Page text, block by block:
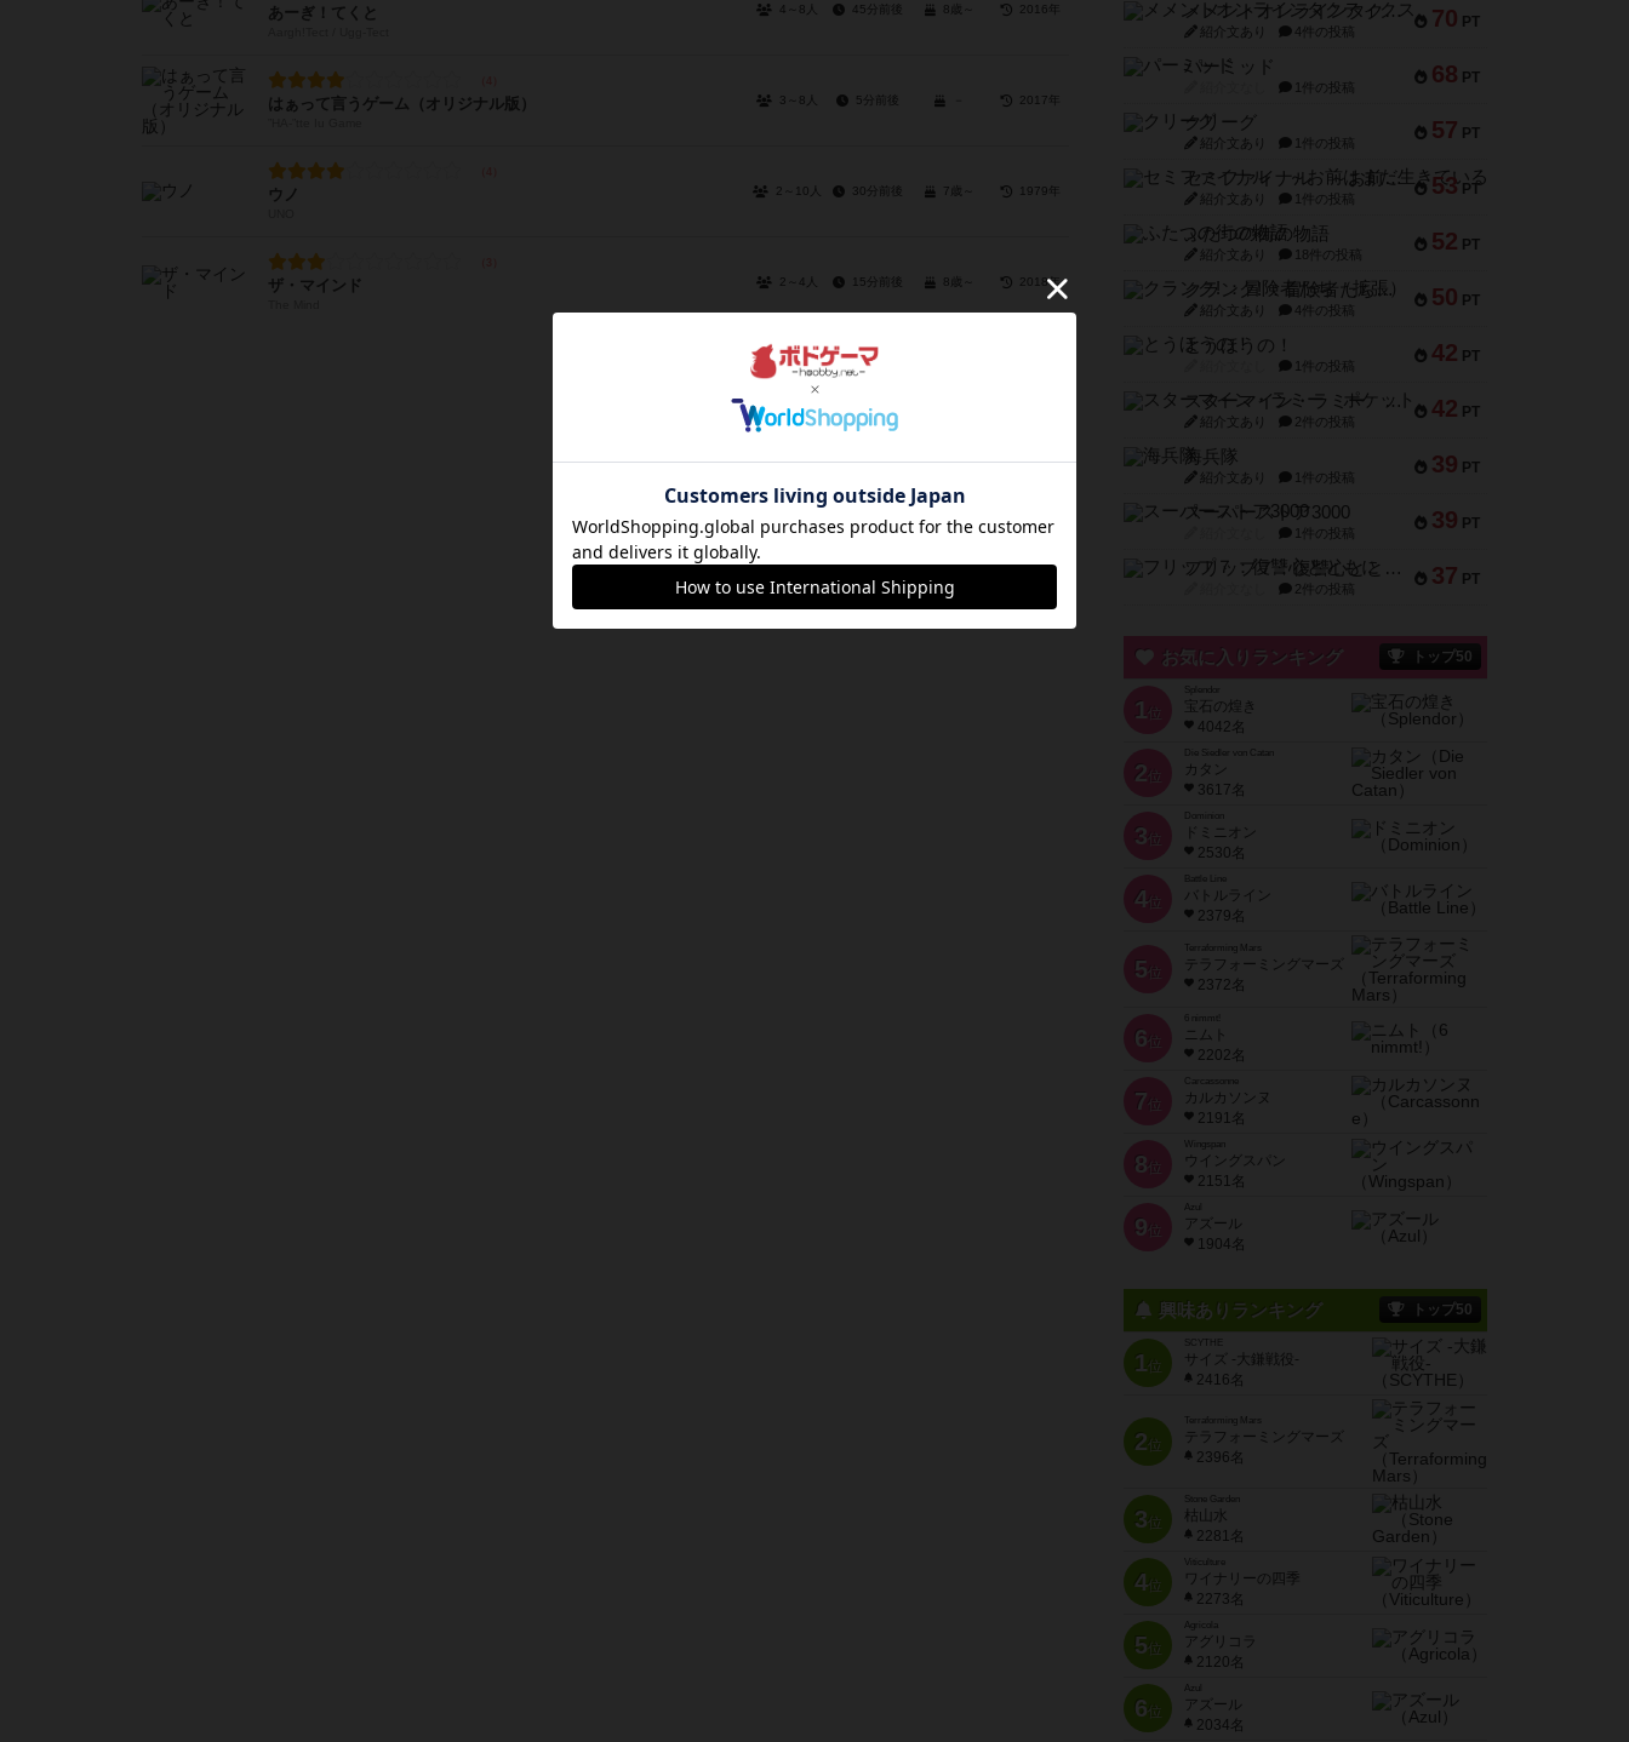
あーぎ！てくと 4～8人 45分前後 8歳～ 2016年
はぁって言うゲーム（オリジナル版） 3～8人 5分前後 2017年
ウノ 2～10人 30分前後 7歳～ 1979年
ザ・マインド 2～4人 15分前後 8歳～ 2018年
70 PT
メメントオンラインタクティクス
紹介文あり 4件の投稿
68 PT
パーミッド
1件の投稿
57 PT
クリーグ
紹介文あり 1件の投稿
53 PT
セミファイナル ～お前はまだ生きている～
紹介文あり 1件の投稿
52 PT
ふたつの街の物語
紹介文あり 18件の投稿
50 PT
クランク! ：冒険者たち（拡張）
紹介文あり 4件の投稿
42 PT
とうほうの！
1件の投稿
42 PT
スターマイン・ラミー ポケット
紹介文あり 2件の投稿
39 PT
海兵隊
紹介文あり 1件の投稿
39 PT
スーパーストア3000
1件の投稿
37 PT
フリップ７：復讐心とともに
2件の投稿
お気に入りランキング トップ50
1 位
宝石の煌き
4042名
2 位
Die Siedler von Catan
カタン
3617名
3 位
ドミニオン
2530名
4位
Battle Line
バトルライン
2379名
5 位
Terraforming Mars
テラフォーミングマーズ
2372名
6 位
ニムト
2202名
7 位
Carcassonne
カルカソンヌ
2191名
8 位
Wingspan
ウイングスパン
2151名
9 位
Azul
アズール
1904名
興味ありランキング トップ50
1位
SCYTHE
サイズ -大鎌戦役-
2416名
2位
Terraforming Mars
テラフォーミングマーズ
2396名
3位
Stone Garden
枯山水
2281名
4位
Viticulture
ワイナリーの四季
2273名
5位
Agricola
アグリコラ
2120名
6位
Azul
アズール
2034名